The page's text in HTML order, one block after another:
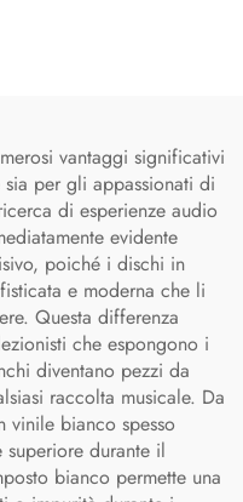
vantaggi significativi
per gli appassionati di
di esperienze audio
evidente
poiché i dischi in
e moderna che li
Questa differenza
che espongono i
diventano pezzi da
raccolta musicale. Da
bianco spesso
superiore durante il
bianco permette una